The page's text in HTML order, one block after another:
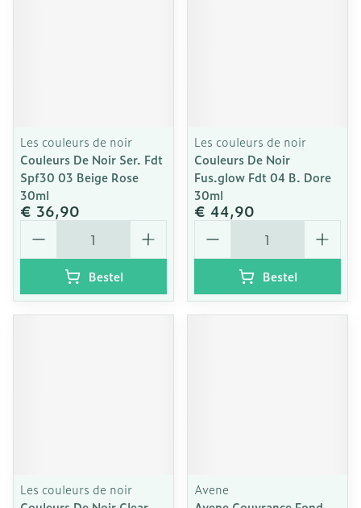
Les couleurs de noir
Couleurs De Noir Ser. Fdt
Spf30 03 Beige Rose
30ml
€ 36,90
Aantal
Bestel
Les couleurs de noir
Couleurs De Noir
Fus.glow Fdt 04 B. Dore
30ml
€ 44,90
Aantal
Bestel
Les couleurs de noir
Avene